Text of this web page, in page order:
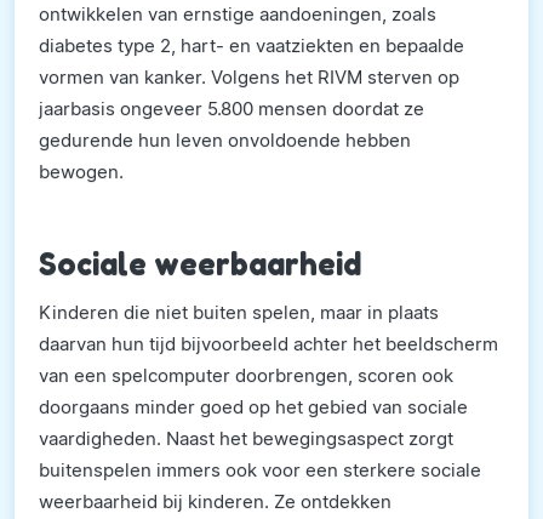
ontwikkelen van ernstige aandoeningen, zoals
diabetes type 2, hart- en vaatziekten en bepaalde
vormen van kanker. Volgens het RIVM sterven op
jaarbasis ongeveer 5.800 mensen doordat ze
gedurende hun leven onvoldoende hebben
bewogen.
Sociale weerbaarheid
Kinderen die niet buiten spelen, maar in plaats
daarvan hun tijd bijvoorbeeld achter het beeldscherm
van een spelcomputer doorbrengen, scoren ook
doorgaans minder goed op het gebied van sociale
vaardigheden. Naast het bewegingsaspect zorgt
buitenspelen immers ook voor een sterkere sociale
weerbaarheid bij kinderen. Ze ontdekken